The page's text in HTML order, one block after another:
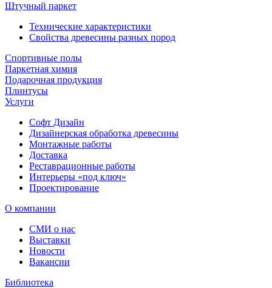
Штучный паркет
Технические характеристики
Свойства древесины разных пород
Спортивные полы
Паркетная химия
Подарочная продукция
Плинтусы
Услуги
Софт Дизайн
Дизайнерская обработка древесины
Монтажные работы
Доставка
Реставрационные работы
Интерьеры «под ключ»
Проектирование
О компании
СМИ о нас
Выставки
Новости
Вакансии
Библиотека